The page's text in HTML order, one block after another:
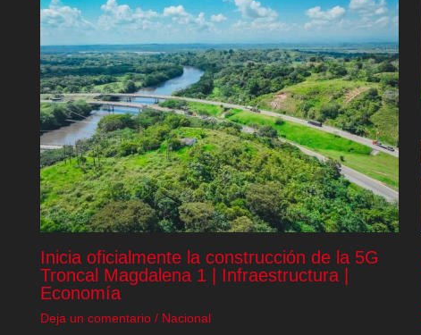
Inicia oficialmente la construcción de la 5G
Troncal Magdalena 1 | Infraestructura |
Economía
Deja un comentario / Nacional